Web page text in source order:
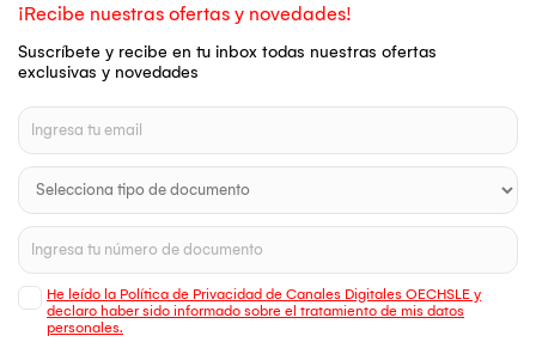
¡Recibe nuestras ofertas y novedades!
Suscríbete y recibe en tu inbox todas nuestras ofertas
exclusivas y novedades
He leído la Política de Privacidad de Canales Digitales OECHSLE y
declaro haber sido informado sobre el tratamiento de mis datos
personales.